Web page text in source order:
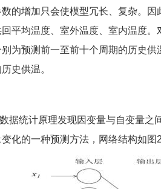
的增加只会使模型冗长、复杂。
平均温度、室外温度、室内温度。
为预测前一至前十个周期的历史
史供温。
统计原理发现因变量与自变量之
化的一种预测方法，网络结构如图